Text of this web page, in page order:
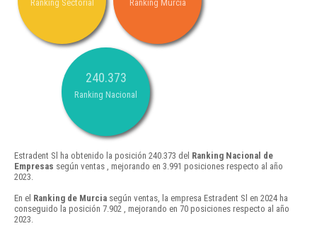
Ranking Sectorial Ranking Murcia
240.373
Ranking Nacional
Estradent Sl ha obtenido la posición 240.373 del Ranking Nacional de
Empresas según ventas , mejorando en 3.991 posiciones respecto al año
2023.
En el Ranking de Murcia según ventas, la empresa Estradent Sl en 2024 ha
conseguido la posición 7.902 , mejorando en 70 posiciones respecto al año
2023.